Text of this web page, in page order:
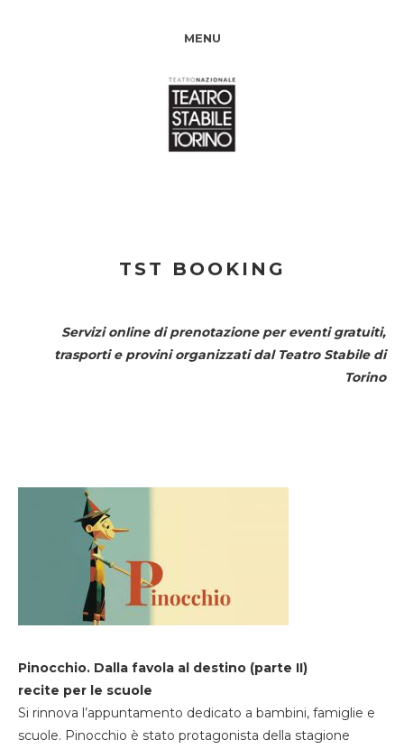
MENU
TST BOOKING
Servizi online di prenotazione per eventi gratuiti,
trasporti e provini organizzati dal Teatro Stabile di
Torino
Pinocchio. Dalla favola al destino (parte II)
recite per le scuole
Si rinnova l’appuntamento dedicato a bambini, famiglie e
scuole. Pinocchio è stato protagonista della stagione